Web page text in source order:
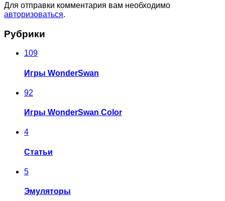
Для отправки комментария вам необходимо
авторизоваться.
Рубрики
109
Игры WonderSwan
92
Игры WonderSwan Color
4
Статьи
5
Эмуляторы